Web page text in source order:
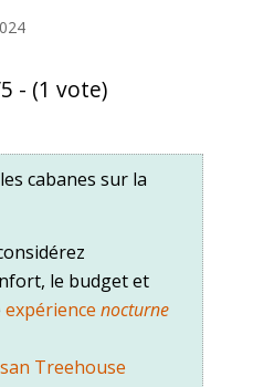
- (1 vote)
cabanes sur la
le budget et
expérience nocturne
Treehouse